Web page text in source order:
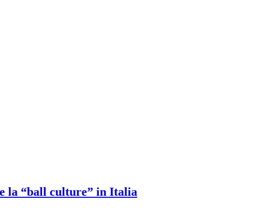
la “ball culture” in Italia